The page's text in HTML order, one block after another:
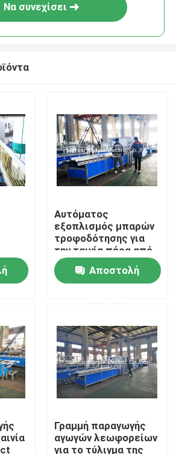
Να συνεχίσει
Αυτόματος
εξοπλισμός μπαρών
τροφοδότησης για
την ταινία πέρα από
Busbuct μακρυά από
τη σκόνηΑποστολή
Γραμμή παραγωγής
αγωγών λεωφορείων
για το τύλιγμα της